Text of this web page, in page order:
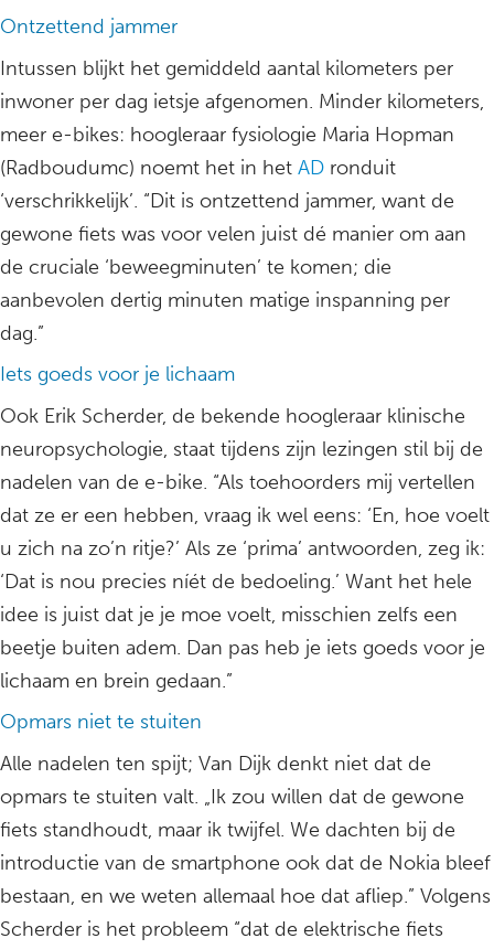
Ontzettend jammer
Intussen blijkt het gemiddeld aantal kilometers per
inwoner per dag ietsje afgenomen. Minder kilometers,
meer e-bikes: hoogleraar fysiologie Maria Hopman
(Radboudumc) noemt het in het AD ronduit
‘verschrikkelijk’. “Dit is ontzettend jammer, want de
gewone fiets was voor velen juist dé manier om aan
de cruciale ‘beweegminuten’ te komen; die
aanbevolen dertig minuten matige inspanning per
dag.”
Iets goeds voor je lichaam
Ook Erik Scherder, de bekende hoogleraar klinische
neuropsychologie, staat tijdens zijn lezingen stil bij de
nadelen van de e-bike. “Als toehoorders mij vertellen
dat ze er een hebben, vraag ik wel eens: ‘En, hoe voelt
u zich na zo’n ritje?’ Als ze ‘prima’ antwoorden, zeg ik:
‘Dat is nou precies níét de bedoeling.’ Want het hele
idee is juist dat je je moe voelt, misschien zelfs een
beetje buiten adem. Dan pas heb je iets goeds voor je
lichaam en brein gedaan.”
Opmars niet te stuiten
Alle nadelen ten spijt; Van Dijk denkt niet dat de
opmars te stuiten valt. „Ik zou willen dat de gewone
fiets standhoudt, maar ik twijfel. We dachten bij de
introductie van de smartphone ook dat de Nokia bleef
bestaan, en we weten allemaal hoe dat afliep.” Volgens
Scherder is het probleem “dat de elektrische fiets